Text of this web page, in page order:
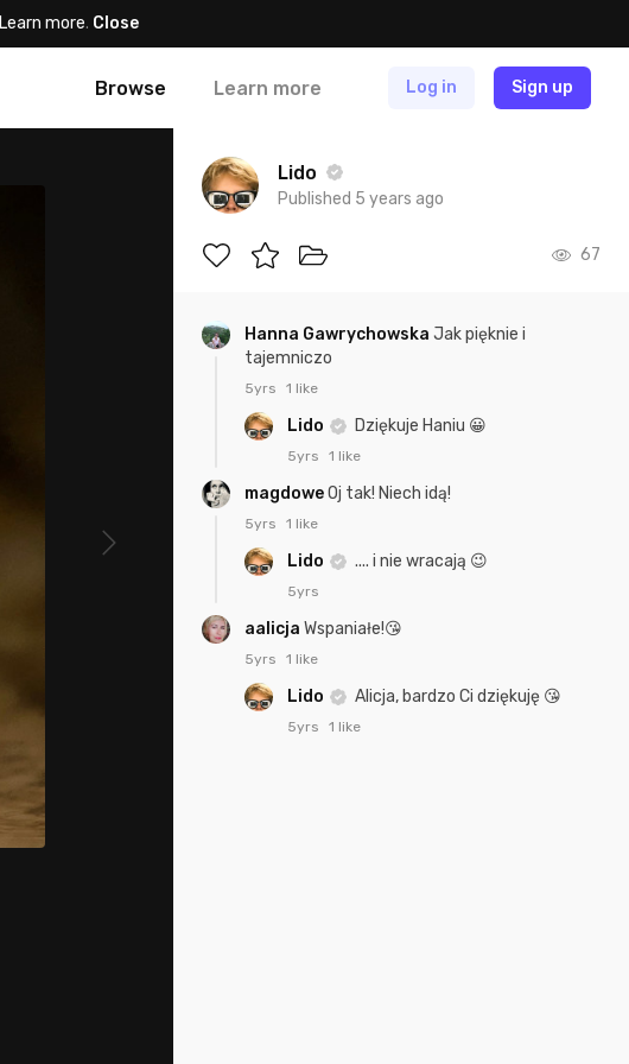
Learn more. Close
Browse Learn more Log in Sign up
Lido
Published 5 years ago
67
Hanna Gawrychowska Jak pięknie i
tajemniczo
5yrs 1 like
Lido Dziękuje Haniu 😀
5yrs 1 like
magdoweOj tak! Niech idą!
5yrs 1 like
Lido .... i nie wracają 😉
5yrs
aalicja Wspaniałe!😘
5yrs 1 like
Lido Alicja, bardzo Ci dziękuję 😘
5yrs 1 like